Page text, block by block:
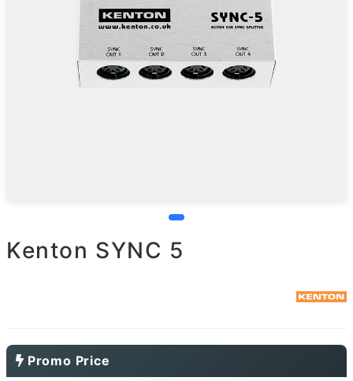
Kenton SYNC 5
Promo Price